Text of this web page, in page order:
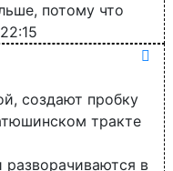
потому что
создают пробку
тракте
разворачиваются в